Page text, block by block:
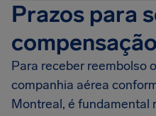
Prazos para
Para receber reembolso
companhia aérea
Montreal, é fundamental